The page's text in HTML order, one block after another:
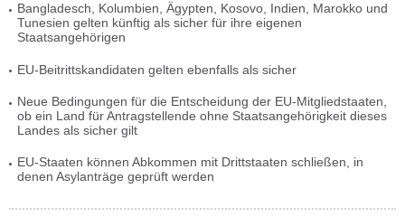
Bangladesch, Kolumbien, Ägypten, Kosovo, Indien, Marokko und
Tunesien gelten künftig als sicher für ihre eigenen
Staatsangehörigen
EU-Beitrittskandidaten gelten ebenfalls als sicher
Neue Bedingungen für die Entscheidung der EU-Mitgliedstaaten,
ob ein Land für Antragstellende ohne Staatsangehörigkeit dieses
Landes als sicher gilt
EU-Staaten können Abkommen mit Drittstaaten schließen, in
denen Asylanträge geprüft werden